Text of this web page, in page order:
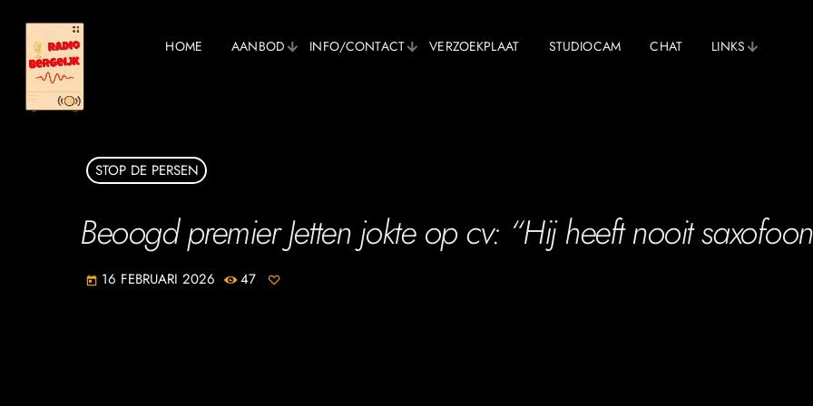
HOME AANBOD INFO/CONTACT VERZOEKPLAAT STUDIOCAM CHAT LINKS
STOP DE PERSEN
Beoogd premier Jetten jokte op cv: “Hij heeft nooit
today 16 FEBRUARI 2026 47